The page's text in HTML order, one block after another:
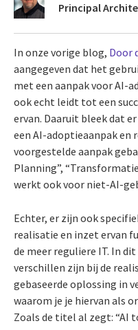
Principal
In onze vorige blog, Door
aangegeven dat het
met een aanpak voor AI-
ook echt leidt tot een
ervan. Daaruit bleek dat
een AI-adoptieaanpak en
voorgestelde aanpak
Planning”,
werkt ook voor niet-AI-
Echter, er zijn ook
realisatie en inzet ervan
de meer reguliere IT. In
verschillen zijn bij de
gebaseerde oplossing in
waarom je je hiervan als
Zoals de titel al zegt: “AI